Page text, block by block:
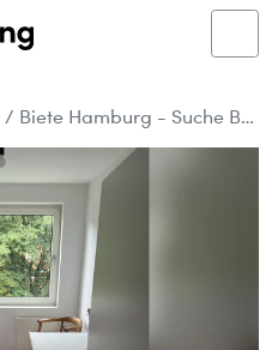
/ Biete Hamburg - Suche Berlin / 2 Zi. Whg Barmbek-Nord